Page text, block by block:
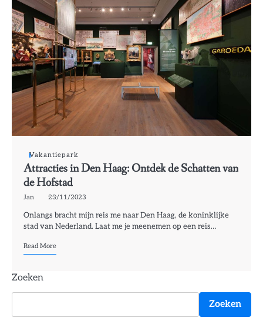
Vakantiepark
Attracties in Den Haag: Ontdek de Schatten van
de Hofstad
Jan 23/11/2023
Onlangs bracht mijn reis me naar Den Haag, de koninklijke
stad van Nederland. Laat me je meenemen op een reis…
Read More
Zoeken
Zoeken